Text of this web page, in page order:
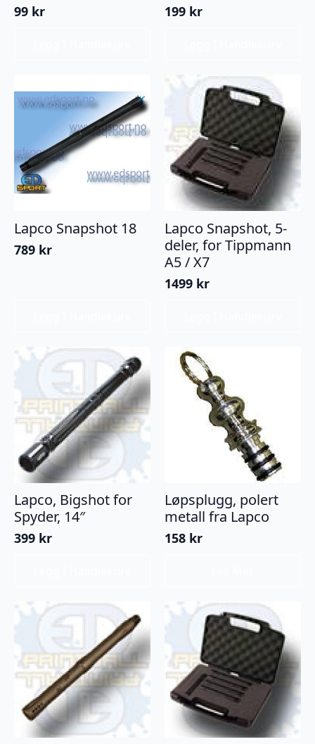
99 kr 199 kr
Lapco Snapshot 18
789 kr
Lapco Snapshot, 5-
deler, for Tippmann
A5 / X7
1499 kr
Lapco, Bigshot for
Spyder, 14″
399 kr
Løpsplugg, polert
metall fra Lapco
158 kr